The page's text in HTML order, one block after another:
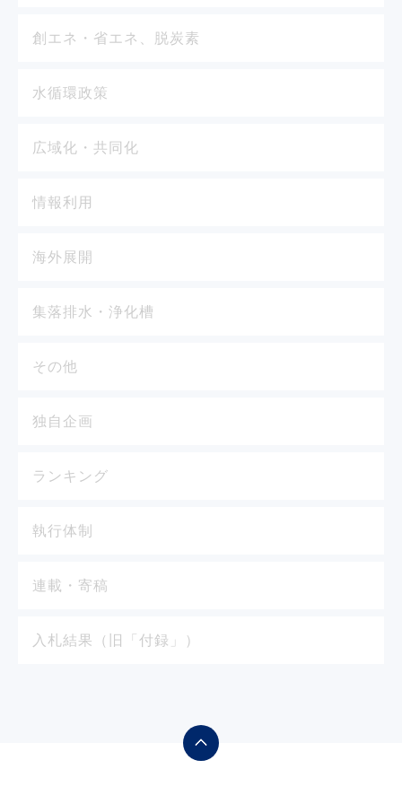
創エネ・省エネ、脱炭素
水循環政策
広域化・共同化
情報利用
海外展開
集落排水・浄化槽
その他
独自企画
ランキング
執行体制
連載・寄稿
入札結果（旧「付録」）